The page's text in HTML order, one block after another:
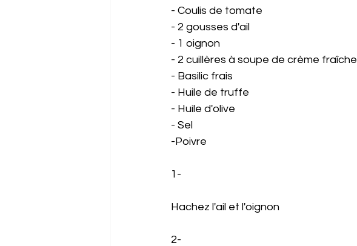
- Coulis de tomate
- 2 gousses d'ail
- 1 oignon
- 2 cuillères à soupe de crème fraîche
- Basilic frais
- Huile de truffe
- Huile d'olive
- Sel
-Poivre
1-
Hachez l'ail et l'oignon
2-